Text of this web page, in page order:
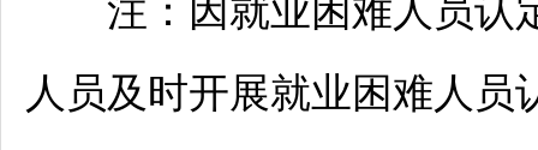
注：因就业困难人员认
人员及时开展就业困难人员